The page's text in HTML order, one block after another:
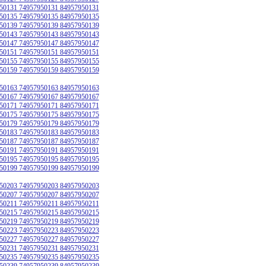
74957950131 84957950131
74957950135 84957950135
74957950139 84957950139
74957950143 84957950143
74957950147 84957950147
74957950151 84957950151
74957950155 84957950155
74957950159 84957950159
74957950163 84957950163
74957950167 84957950167
74957950171 84957950171
74957950175 84957950175
74957950179 84957950179
74957950183 84957950183
74957950187 84957950187
74957950191 84957950191
74957950195 84957950195
74957950199 84957950199
74957950203 84957950203
74957950207 84957950207
74957950211 84957950211
74957950215 84957950215
74957950219 84957950219
74957950223 84957950223
74957950227 84957950227
74957950231 84957950231
74957950235 84957950235